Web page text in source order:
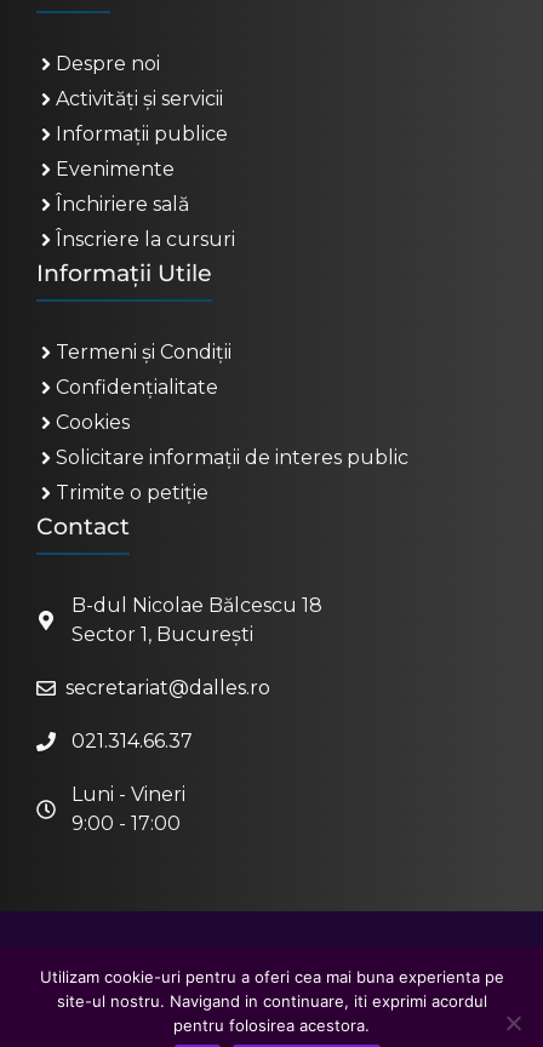
Despre noi
Activități și servicii
Informații publice
Evenimente
Închiriere sală
Înscriere la cursuri
Informații Utile
Termeni și Condiții
Confidențialitate
Cookies
Solicitare informații de interes public
Trimite o petiție
Contact
B-dul Nicolae Bălcescu 18
Sector 1, București
secretariat@dalles.ro
021.314.66.37
Luni - Vineri
9:00 - 17:00
2026 © Centrul Metropolitan de Educație și
Cultură "Ioan I. Dalles"
creat deDaWeb
Utilizam cookie-uri pentru a oferi cea mai buna experienta pe
site-ul nostru. Navigand in continuare, iti exprimi acordul
pentru folosirea acestora.